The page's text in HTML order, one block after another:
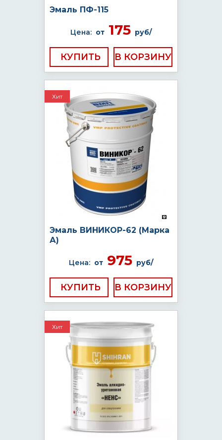
Эмаль ПФ-115
Цена: от 175 руб/
КУПИТЬ
Хит
Эмаль ВИНИКОР-62 (Марка
А)
Цена: от 975 руб/
КУПИТЬ
Хит